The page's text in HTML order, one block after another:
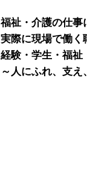
福祉・介護の仕事
実際に現場で働
経験・学生・福祉
～人にふれ、支